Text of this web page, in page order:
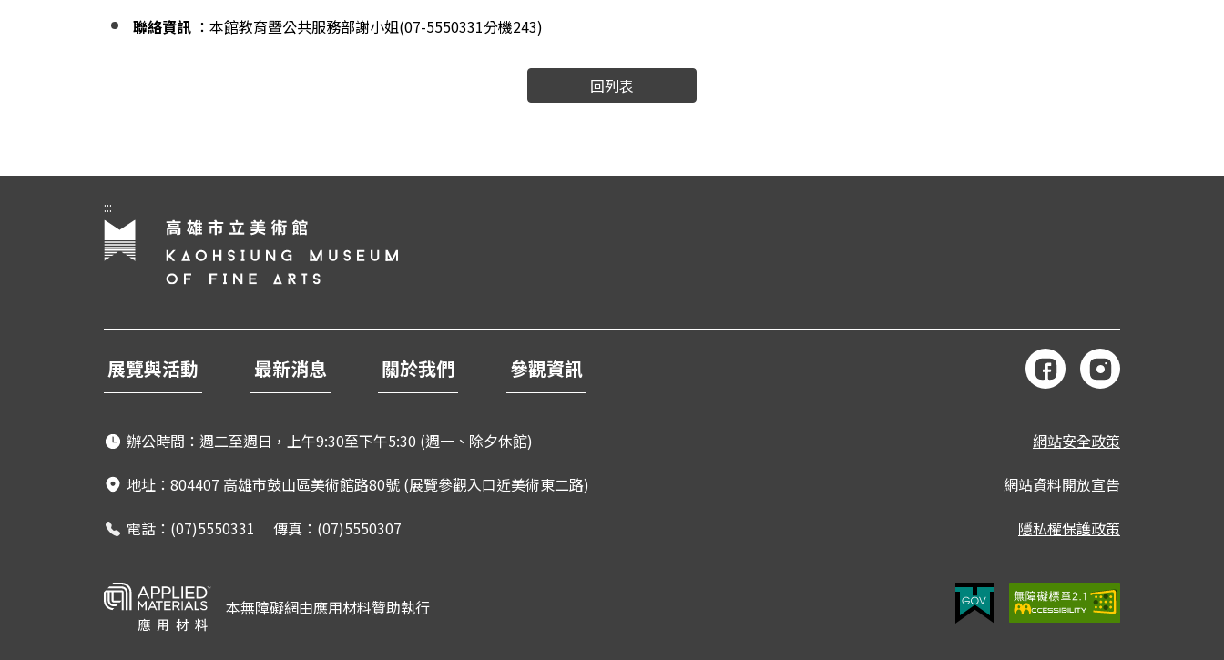
聯絡資訊 ：本館教育暨公共服務部謝小姐(07-5550331分機243)
回列表
:::
展覽與活動 最新消息 關於我們 參觀資訊
辦公時間：週二至週日，上午9:30至下午5:30 (週一、除夕休館)
地址：804407 高雄市鼓山區美術館路80號 (展覽參觀入口近美術東二路)
電話：(07)5550331 傳真：(07)5550307
網站安全政策
網站資料開放宣告
隱私權保護政策
本無障礙網由應用材料贊助執行